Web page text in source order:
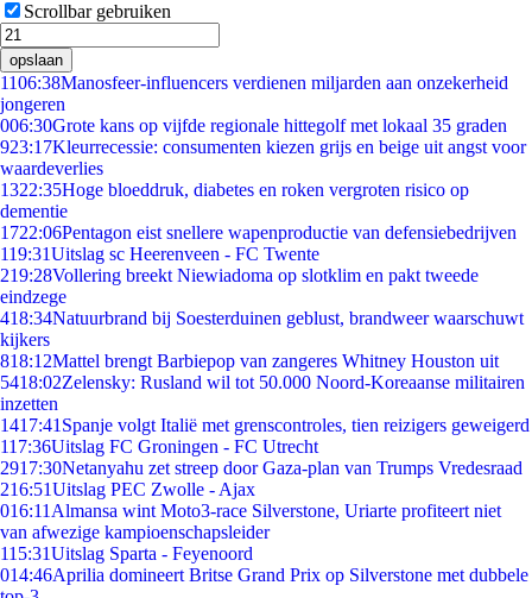
Scrollbar gebruiken
opslaan
1106:38Manosfeer-influencers verdienen miljarden aan onzekerheid
jongeren
006:30Grote kans op vijfde regionale hittegolf met lokaal 35 graden
923:17Kleurrecessie: consumenten kiezen grijs en beige uit angst voor
waardeverlies
1322:35Hoge bloeddruk, diabetes en roken vergroten risico op
dementie
1722:06Pentagon eist snellere wapenproductie van defensiebedrijven
119:31Uitslag sc Heerenveen - FC Twente
219:28Vollering breekt Niewiadoma op slotklim en pakt tweede
eindzege
418:34Natuurbrand bij Soesterduinen geblust, brandweer waarschuwt
kijkers
818:12Mattel brengt Barbiepop van zangeres Whitney Houston uit
5418:02Zelensky: Rusland wil tot 50.000 Noord-Koreaanse militairen
inzetten
1417:41 Spanje volgt Italië met grenscontroles, tien reizigers geweigerd
117:36Uitslag FC Groningen - FC Utrecht
2917:30Netanyahu zet streep door Gaza-plan van Trumps Vredesraad
216:51Uitslag PEC Zwolle - Ajax
016:11 Almansa wint Moto3-race Silverstone, Uriarte profiteert niet
van afwezige kampioenschapsleider
115:31Uitslag Sparta - Feyenoord
014:46Aprilia domineert Britse Grand Prix op Silverstone met dubbele